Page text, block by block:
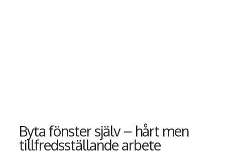
Byta fönster själv – hårt men
tillfredsställande arbete